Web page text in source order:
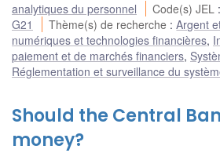
analytiques du personnel
Code(s) JEL :
G21
Thème(s) de recherche :Argent
numériques et technologies financières,
paiement et de marchés financiers,
Réglementation et surveillance du
Should the Central
money?